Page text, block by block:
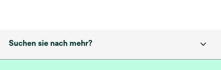
Suchen sie nach mehr?